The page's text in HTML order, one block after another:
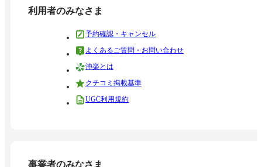
利用者のみなさま
予約確認・キャンセル
よくあるご質問・お問い合わせ
沖楽とは
クチコミ掲載基準
UGC利用規約
事業者のみなさま